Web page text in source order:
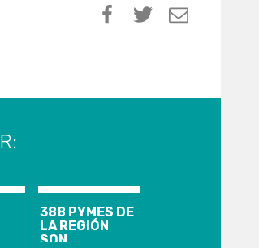
388 PYMES DE
LA REGIÓN
SON